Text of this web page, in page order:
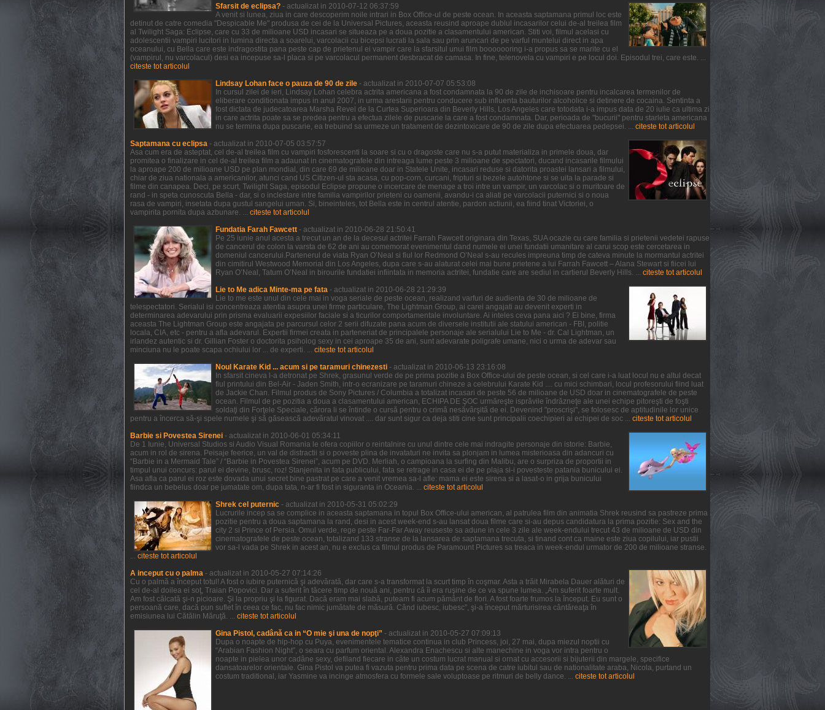
Sfarsit de eclipsa? - actualizat in 2010-07-12 06:37:59
A venit si lunea, ziua in care descoperim noile intrari in Box Office-ul de peste ocean. In aceasta saptamana primul loc este
detinut de catre comedia "Despicable Me" produsa de cei de la Universal Pictures, aceasta reusind aproape dublul incasarilor celui de-al treilea film
al Twilight Saga: Eclipse, care cu 33 de milioane USD incasari se situeaza pe a doua pozitie a clasamentului american. Stiti voi, filmul acelasi cu
adolescentii vampiri lucitori in lumina directa a soarelui, varcolacii cu bicepsi lucrati la sala sau prin aruncari de pe varful muntelui direct in apa
oceanului, cu Bella care este indragostita pana peste cap de prietenul ei vampir care la sfarsitul unui film booooooring i-a propus sa se marite cu el
(vampirul, nu varcolacul) desi ea incepuse sa-l placa si pe varcolacul permanent desbracat de camasa. In fine, telenovela cu vampiri e pe locul doi. Episodul trei, care este. ...
citeste tot articolul
Lindsay Lohan face o pauza de 90 de zile - actualizat in 2010-07-07 05:53:08
In cursul zilei de ieri, Lindsay Lohan celebra actrita americana a fost condamnata la 90 de zile de inchisoare pentru incalcarea termenilor de
eliberare conditionata impus in anul 2007, in urma arestarii pentru conducere sub influenta bauturilor alcoholice si detinere de cocaina. Sentinta a
fost dictata de judecatoarea Marsha Revel de la Curtea Superioara din Beverly Hills, Los Angeles care totodata i-a impus data de 20 iulie ca ultima zi
in care actrita poate sa se predea pentru a efectua zilele de puscarie la care a fost condamnata. Dar, perioada de "bucurii" pentru starleta americana
nu se termina dupa puscarie, ea trebuind sa urmeze un tratament de dezintoxicare de 90 de zile dupa efectuarea pedepsei. ... citeste tot articolul
Saptamana cu eclipsa - actualizat in 2010-07-05 03:57:57
Asa cum era de asteptat, cel de-al treilea film cu vampiri fosforescenti la soare si cu o dragoste care nu s-a putut materializa in primele doua, dar
promitea o finalizare in cel de-al treilea film a adaunat in cinematografele din intreaga lume peste 3 milioane de spectatori, ducand incasarile filmului
la aproape 200 de milioane USD pe plan mondial, din care 69 de milioane doar in Statele Unite, incasari reduse si datorita proastei lansari a filmului,
chiar de ziua nationala a americanilor, atunci cand US Citizen-ul sta acasa, cu pop-corn, curcani, fripturi si bezele autohtone si se uita la parade si
filme din canapea. Deci, pe scurt, Twilight Saga, episodul Eclipse propune o incercare de menage a troi intre un vampir, un varcolac si o muritoare de
rand - in speta cunoscuta Bella - dar, si o inclestare intre familia vampirilor prieteni cu oamenii, avandu-i ca aliati pe varcolacii puternici si o noua
rasa de vampiri, insetata dupa gustul sangelui uman. Si, bineinteles, tot Bella este in centrul atentie, pardon actiunii, ea fiind tinat Victoriei, o
vampirita pornita dupa azbunare. ... citeste tot articolul
Fundatia Farah Fawcett - actualizat in 2010-06-28 21:50:41
Pe 25 iunie anul acesta a trecut un an de la decesul actritei Farrah Fawcett originara din Texas, SUA ocazie cu care familia si prietenii vedetei rapuse
de cancerul de colon la varsta de 62 de ani au comemorat evenimentul dand numele ei unei fundatii umanitare al carui scop este cercetarea in
domeniul cancerului.Partenerul de viata Ryan O’Neal si fiul lor Redmond O’Neal s-au recules impreuna timp de cateva minute la mormantul actritei
din cimitirul Westwood Memorial din Los Angeles, dupa care s-au alaturat celei mai bune prietene a lui Farrah Fawcett – Alana Stewart si fiicei lui
Ryan O’Neal, Tatum O’Neal in birourile fundatiei infiintata in memoria actritei, fundatie care are sediul in cartierul Beverly Hills. ... citeste tot articolul
Lie to Me adica Minte-ma pe fata - actualizat in 2010-06-28 21:29:39
Lie to me este unul din cele mai in voga seriale de peste ocean, realizand varfuri de audienta de 30 de milioane de
telespectatori. Serialul isi concentreaza atentia asupra unei firme particulare, The Lightman Group, ai carei angajati au devenit experti in
determinarea adevarului prin prisma evaluarii expesiilor faciale si a ticurilor comportamentale involuntare. Ai inteles ceva pana aici ? Ei bine, firma
aceasta The Lightman Group este angajata pe parcursul celor 2 serii difuzate pana acum de diversele institutii ale statului american - FBI, politie
locala, CIA, etc - pentru a afla adevarul. Expertii firmei creata in parteneriat de principalele personaje ale serialului Lie to Me - dr. Cal Lightman, un
irlandez autentic si dr. Gillian Foster o doctorita psiholog sexy in cei aproape 35 de ani, sunt adevarate poligrafe umane, nici o urma de adevar sau
minciuna nu le poate scapa ochiului lor ... de experti. ... citeste tot articolul
Noul Karate Kid ... acum si pe taramuri chinezesti - actualizat in 2010-06-13 23:16:08
In sfarsit cineva l-a detronat pe Shrek, grasunul verde de pe prima pozitie a Box Office-ului de peste ocean, si cel care i-a luat locul nu e altul decat
fiul printului din Bel-Air - Jaden Smith, intr-o ecranizare pe taramuri chineze a celebrului Karate Kid .... cu mici schimbari, locul profesorului fiind luat
de Jackie Chan. Filmul produs de Sony Pictures / Columbia a totalizat incasari de peste 56 de milioane de USD doar in cinematografele de peste
ocean. Filmul de pe pozitia a doua a clasamentului american, ECHIPA DE ŞOC urmăreşte isprăvile îndrăzneţe ale unei echipe pitoreşti de foşti
soldaţi din Forţele Speciale, cărora li se întinde o cursă pentru o crimă nesăvârşită de ei. Devenind "proscrişi", se folosesc de aptitudinile lor unice
pentru a încerca să-şi spele numele şi să găsească adevăratul vinovat .... dar sunt sigur ca deja stiti cine sunt principalii coechipieri ai echipei de soc ... citeste tot articolul
Barbie si Povestea Sirenei - actualizat in 2010-06-01 05:34:11
De 1 Iunie, Universal Studios si Audio Visual Romania le ofera copiilor o reintalnire cu unul dintre cele mai indragite personaje din istorie: Barbie,
acum in rol de sirena. Peisaje feerice, un val de distractii si o poveste plina de invataturi ne invita sa plonjam in lumea misterioasa din adancuri cu
“Barbie in a Mermaid Tale” / “Barbie in Povestea Sirenei”, acum pe DVD. Merliah, o campioana la surfing din Malibu, are o surpriza de proportii in
timpul unui concurs: parul ei devine, brusc, roz! Stanjenita in fata publicului, fata se retrage in casa ei de pe plaja si-i povesteste patania bunicului ei.
Asa afla ca parul ei roz este dovada unui secret bine pastrat pe care a venit vremea sa-l afle: mama ei este sirena si a lasat-o in grija bunicului
fiindca un bebelus doar pe jumatate om, dupa tata, n-ar fi fost in siguranta in Oceania. ... citeste tot articolul
Shrek cel puternic - actualizat in 2010-05-31 05:02:29
Lucrurile incep sa se complice in aceasta saptamana in topul Box Office-ului american, al patrulea film din animatia Shrek reusind sa pastreze prima
pozitie pentru a doua saptamana la rand, desi in acest week-end s-au lansat doua filme care si-au depus candidatura la prima pozitie: Sex and the
city 2 si Prince of Persia. Omul verde, rege peste Far-Far Away reuseste sa adune in cele 3 zile ale week-endului trecut 43 de milioane de USD din
cinematografele de peste ocean, totalizand 133 stranse de la lansarea de saptamana trecuta, si tinand cont ca maine este ziua copilului, iar pustii
vor sa-l vada pe Shrek in acest an, nu e exclus ca filmul produs de Paramount Pictures sa treaca in week-endul urmator de 200 de milioane stranse.
... citeste tot articolul
A inceput cu o palma - actualizat in 2010-05-27 07:14:26
Cu o palmă a început totul! A fost o iubire puternică şi adevărată, dar care s-a transformat la scurt timp în coşmar. Asta a trăit Mirabela Dauer alături de
cel de-al doilea ei soţ, Traian Popovici. Dar a suferit în tăcere timp de nouă ani, pentru că îi era ruşine de ce va spune lumea. „Am suferit foarte mult.
Am fost călcată şi-n picioare. Şi la propriu şi la figurat. Dacă eram mai slabă, puteam fi acum pământ de flori. A fost foarte frumos la început. Eu sunt o
persoană care, dacă pun suflet în ceea ce fac, nu fac nimic jumătate de măsură. Când iubesc, iubesc”, şi-a început mărturisirea cântăreaţa în
emisiunea lui Cătălin Măruţă. ... citeste tot articolul
Gina Pistol, cadână ca in “O mie şi una de nopţi” - actualizat in 2010-05-27 07:09:13
Dupa o noapte de hip-hop cu Puya, evenimentele tematice continua in club Princess, joi, 27 mai, dupa miezul noptii cu
“Arabian Fashion Night”, o seara cu parfum oriental. Alexandra Enachescu si alte manechine in voga vor intra pentru o
noapte in pielea unor cadâne sexy, defiland fiecare in câte un costum lucrat manual si ornat cu accesorii si bijuterii din margele, specifice
dansatoarelor orientale. Gina Pistol va putea fi vazuta pentru prima data pe scena de catre iubitul sau de nationalitate araba, Nicola, purtand un
costum traditional, iar Yasmine va incinge atmosfera cu formele sale voluptoase pe ritmuri de belly dance. ... citeste tot articolul